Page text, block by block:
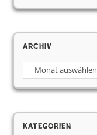
Archiv
Archiv
Kategorien